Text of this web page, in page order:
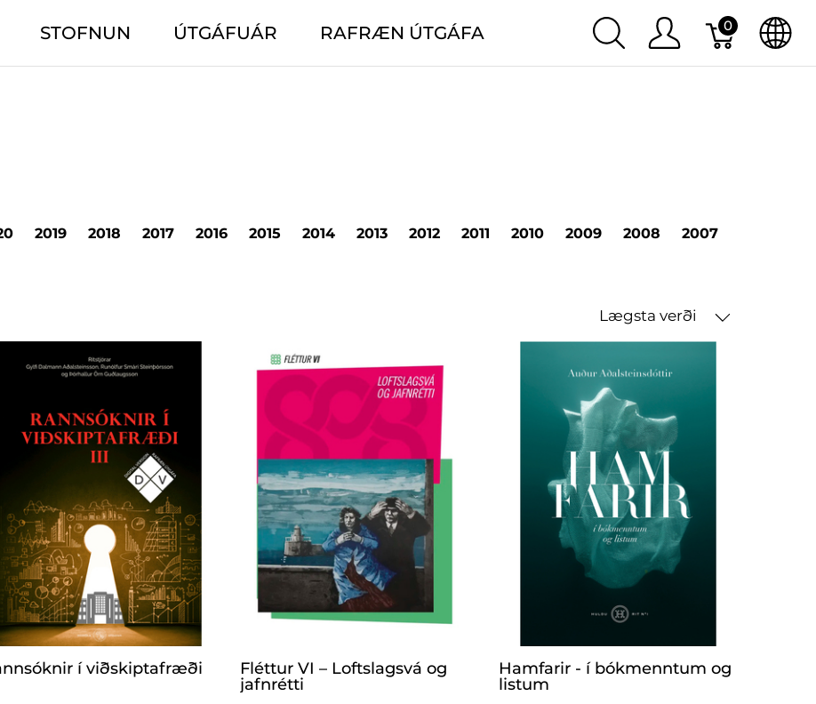
STOFNUN ÚTGÁFUÁR RAFRÆN ÚTGÁFA 0
2019 2018 2017 2016 2015 2014 2013 2012 2011 2010 2009 2008 2007
Lægsta verði
í viðskiptafræði
Fléttur VI – Loftslagsvá og
jafnrétti
Hamfarir - í bókmenntum og
listum